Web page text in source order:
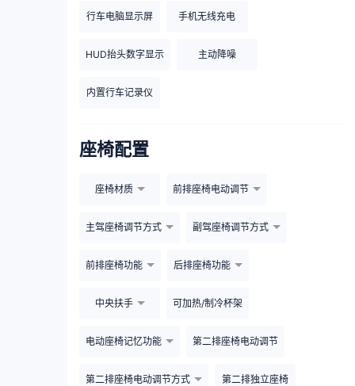
行车电脑显示屏 手机无线充电
HUD抬头数字显示 主动降噪
内置行车记录仪
座椅配置
座椅材质 前排座椅电动调节
主驾座椅调节方式 副驾座椅调节方式
前排座椅功能 后排座椅功能
中央扶手 可加热/制冷杯架
电动座椅记忆功能 第二排座椅电动调节
第二排座椅电动调节方式 第二排独立座椅